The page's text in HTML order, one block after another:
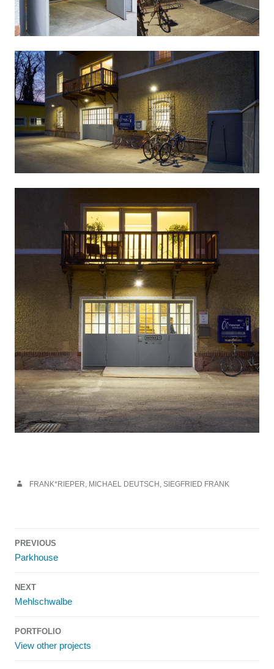
FRANK*RIEPER, MICHAEL DEUTSCH , SIEGFRIED FRANK
navigation
PREVIOUS
Parkhouse
NEXT
Mehlschwalbe
PORTFOLIO
View other projects